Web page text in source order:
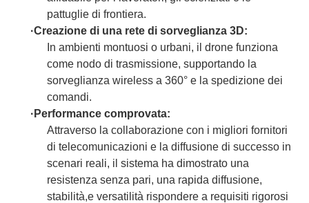
pattuglie di frontiera.
·Creazione di una rete di sorveglianza 3D:
In ambienti montuosi o urbani, il drone funziona
come nodo di trasmissione, supportando la
sorveglianza wireless a 360° e la spedizione dei
comandi.
· Performance comprovata:
Attraverso la collaborazione con i migliori fornitori
di telecomunicazioni e la diffusione di successo in
scenari reali, il sistema ha dimostrato una
resistenza senza pari, una rapida diffusione,
stabilità,e versatilità rispondere a requisiti rigorosi